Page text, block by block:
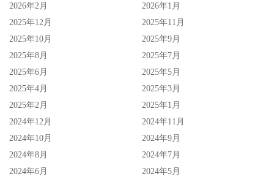
2026年2月
2026年1月
2025年12月
2025年11月
2025年10月
2025年9月
2025年8月
2025年7月
2025年6月
2025年5月
2025年4月
2025年3月
2025年2月
2025年1月
2024年12月
2024年11月
2024年10月
2024年9月
2024年8月
2024年7月
2024年6月
2024年5月